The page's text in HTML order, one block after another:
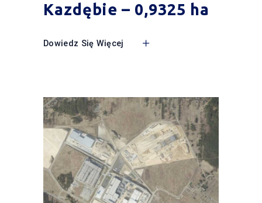
Kazdębie – 0,9325 ha
Dowiedz Się Więcej